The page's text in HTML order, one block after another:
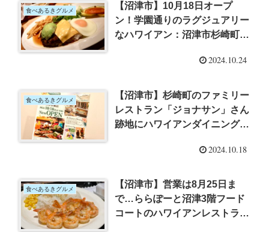
食べあるきグルメ
【沼津市】10月18日オープ
ン！学園通りのラグジュアリー
なハワイアン：沼津市杉崎町
2024.10.24
食べあるきグルメ
【沼津市】杉崎町のファミリー
レストラン「ジョナサン」さん
跡地にハワイアンダイニング＆
10/18オープン予定！ 2024.10.18
食べあるきグルメ
【沼津市】営業は8月25日ま
で…ららぽーと沼津3階フード
コートのハワイアンレストラン